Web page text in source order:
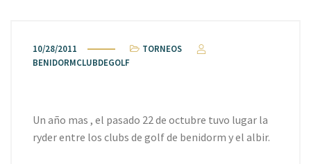
10/28/2011
TORNEOS
BENIDORMCLUBDEGOLF
Un año mas , el pasado 22 de octubre tuvo lugar la
ryder entre los clubs de golf de benidorm y el albir.